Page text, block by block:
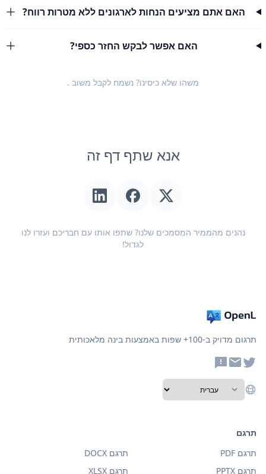
האם אתם מציעים הנחות לארגונים ללא מטרות רווח?
האם אפשר לבקש החזר כספי?
משהו שלא כיסינו? נשמח לקבל משוב .
אנא שתף דף זה
נהנים מהממיר המסמכים שלנו? שתפו אותו עם חבריכם ועזרו לנו
לגדול!
תרגום מדויק ב-100+ שפות באמצעות בינה מלאכותית
תרגם
תרגם PDF
תרגם DOCX
תרגם PPTX
תרגם XLSX